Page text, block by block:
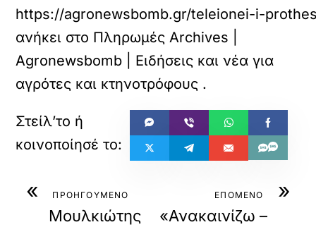
https://agronewsbomb.gr/teleionei-i-
ανήκει στο Πληρωμές Archives |
Agronewsbomb | Ειδήσεις και νέα για
αγρότες και κτηνοτρόφους .
« ΠΡΟΗΓΟΥΜΕΝΟ
Μουλκιώτης
»
ΕΠΟΜΕΝΟ
«Ανακαινίζω –